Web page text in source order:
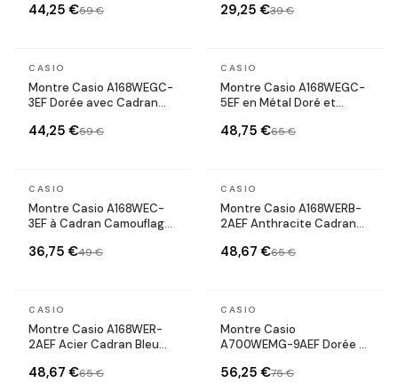
Ajustable
44,25 €59 € 29,25 €39 €
En stock
CASIO
Montre Casio A168WEGC-
3EF Dorée avec Cadran
44,25 €59 €
En stock
CASIO
Montre Casio A168WEGC-
5EF en Métal Doré et
Marron
48,75 €65 €
En stock
CASIO
Montre Casio A168WEC-
3EF à Cadran Camouflage
Métal
36,75 €49 €
En stock
CASIO
Montre Casio A168WERB-
2AEF Anthracite Cadran
48,67 €65 €
En stock
CASIO
Montre Casio A168WER-
2AEF Acier Cadran Bleu
48,67 €65 €
En stock
CASIO
Montre Casio
A700WEMG-9AEF Dorée à
milanaise
56,25 €75 €